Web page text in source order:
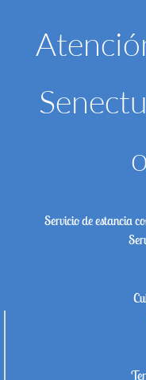
Servicio de estancia